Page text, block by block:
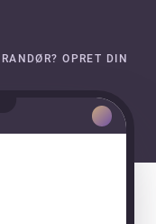
OPRET DIN